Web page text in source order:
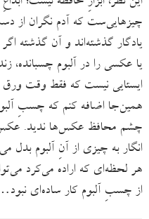
چیزهایی‌ست که آدم نگران از
یادگار گذشته‌اند و آن گذشته
یا عکسی را در آلبوم چسبانده،
ایستایی نیست که فقط وقت ورق
همین‌جا اضافه کنم که چسبِ
چشم محافظ عکس‌ها ندید.
انگار به چیزی از آنِ آلبوم
هر لحظه‌ای که اراده می‌کرد
از چسبِ آلبوم کار ساده‌ای